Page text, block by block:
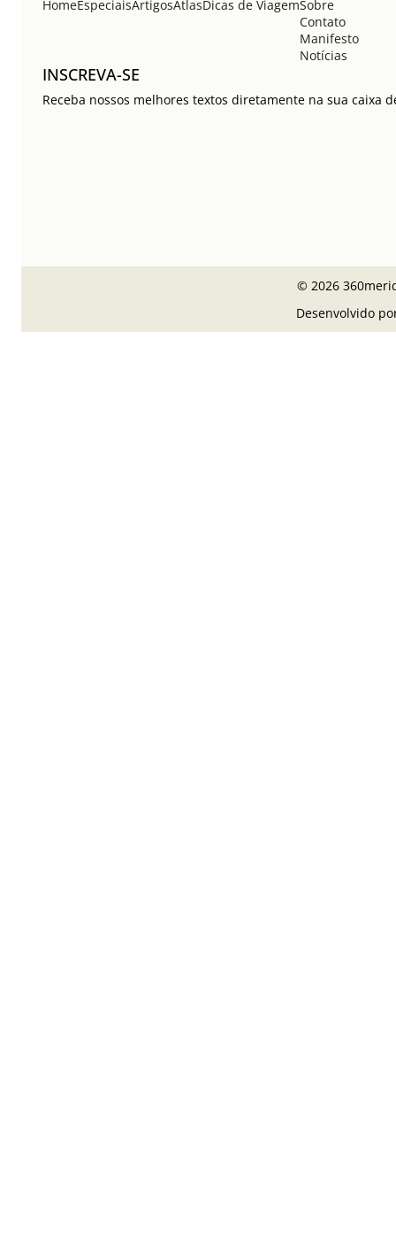
HomeEspeciaisArtigosAtlasDicas de ViagemSobre
Contato
Manifesto
Notícias
INSCREVA-SE
Receba nossos melhores textos diretamente na sua caixa
© 2026
Desenvolvido